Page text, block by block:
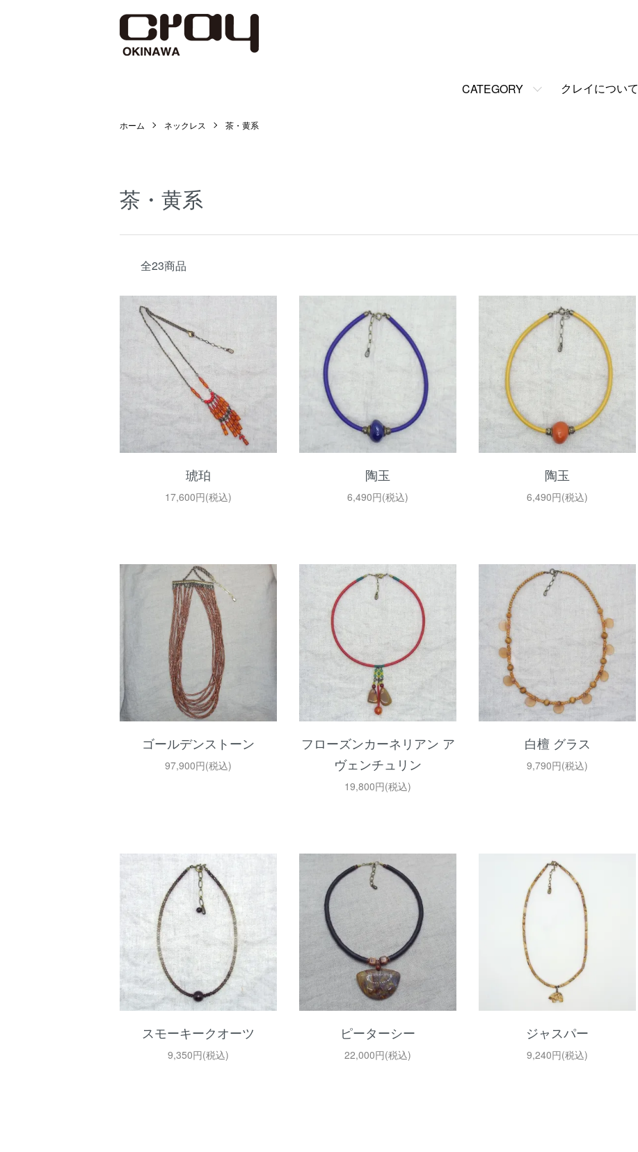
CATEGORY クレイについて
ホーム ネックレス 茶・黄系
茶・黄系
全23商品
琥珀
17,600円(税込)
陶玉
6,490円(税込)
陶玉
6,490円(税込)
ゴールデンストーン
97,900円(税込)
フローズンカーネリアン ア
ヴェンチュリン
19,800円(税込)
白檀 グラス
9,790円(税込)
スモーキークオーツ
9,350円(税込)
ピーターシー
22,000円(税込)
ジャスパー
9,240円(税込)